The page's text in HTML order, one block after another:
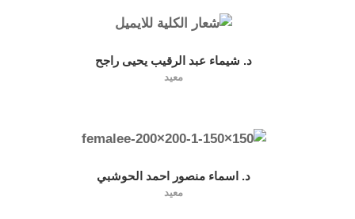
د. شيماء عبد الرقيب يحيى راجح
معيد
د. اسماء منصور احمد الحوشبي
معيد